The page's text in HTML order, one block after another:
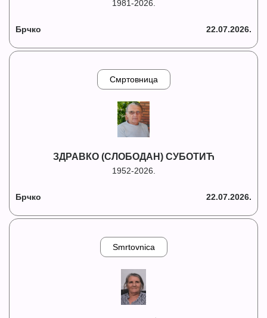
1981-2026.
Брчко 22.07.2026.
Смртовница
ЗДРАВКО (СЛОБОДАН) СУБОТИЋ
1952-2026.
Брчко 22.07.2026.
Smrtovnica